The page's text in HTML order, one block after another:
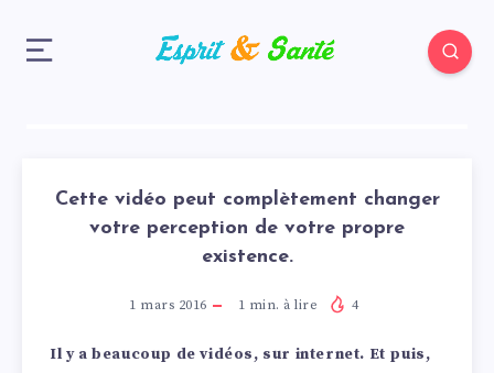
Cette vidéo peut complètement changer
votre perception de votre propre
existence.
1 mars 2016 1 min. à lire 4
Il y a beaucoup de vidéos, sur internet. Et puis,